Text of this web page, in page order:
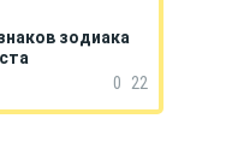
зодиака
0 22